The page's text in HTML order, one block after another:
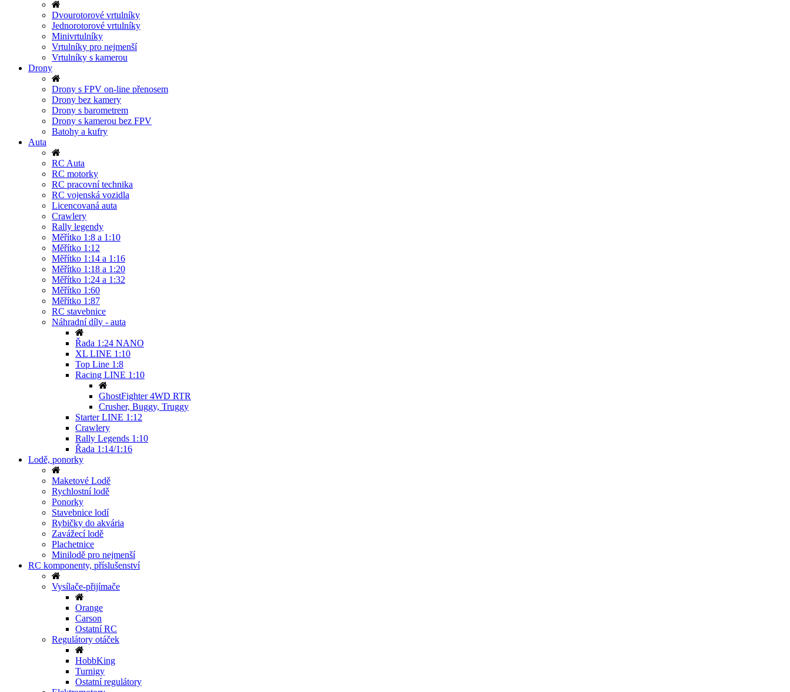
Dvourotorové vrtulníky
Jednorotorové vrtulníky
Minivrtulníky
Vrtulníky pro nejmenší
Vrtulníky s kamerou
Drony
Drony s FPV on-line přenosem
Drony bez kamery
Drony s barometrem
Drony s kamerou bez FPV
Batohy a kufry
Auta
RC Auta
RC motorky
RC pracovní technika
RC vojenská vozidla
Licencovaná auta
Crawlery
Rally legendy
Měřítko 1:8 a 1:10
Měřítko 1:12
Měřítko 1:14 a 1:16
Měřítko 1:18 a 1:20
Měřítko 1:24 a 1:32
Měřítko 1:60
Měřítko 1:87
RC stavebnice
Náhradní díly - auta
Řada 1:24 NANO
XL LINE 1:10
Top Line 1:8
Racing LINE 1:10
GhostFighter 4WD RTR
Crusher, Buggy, Truggy
Starter LINE 1:12
Crawlery
Rally Legends 1:10
Řada 1:14/1:16
Lodě, ponorky
Maketové Lodě
Rychlostní lodě
Ponorky
Stavebnice lodí
Rybičky do akvária
Zavážecí lodě
Plachetnice
Minilodě pro nejmenší
RC komponenty, příslušenství
Vysílače-přijímače
Orange
Carson
Ostatní RC
Regulátory otáček
HobbKing
Turnigy
Ostatní regulátory